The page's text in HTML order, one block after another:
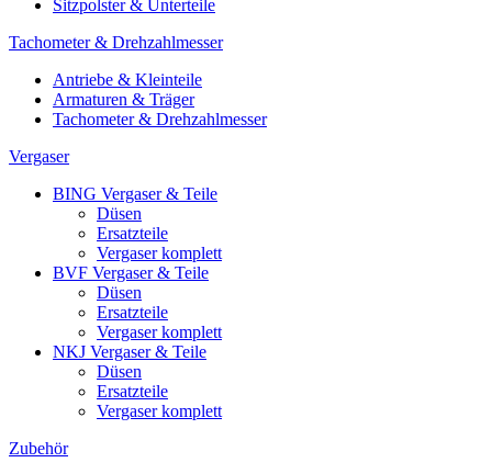
Sitzpolster & Unterteile
Tachometer & Drehzahlmesser
Antriebe & Kleinteile
Armaturen & Träger
Tachometer & Drehzahlmesser
Vergaser
BING Vergaser & Teile
Düsen
Ersatzteile
Vergaser komplett
BVF Vergaser & Teile
Düsen
Ersatzteile
Vergaser komplett
NKJ Vergaser & Teile
Düsen
Ersatzteile
Vergaser komplett
Zubehör